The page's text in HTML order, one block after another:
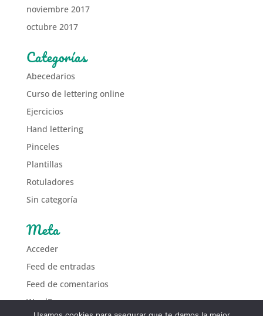
noviembre 2017
octubre 2017
Categorías
Abecedarios
Curso de lettering online
Ejercicios
Hand lettering
Pinceles
Plantillas
Rotuladores
Sin categoría
Meta
Acceder
Feed de entradas
Feed de comentarios
WordPress.org